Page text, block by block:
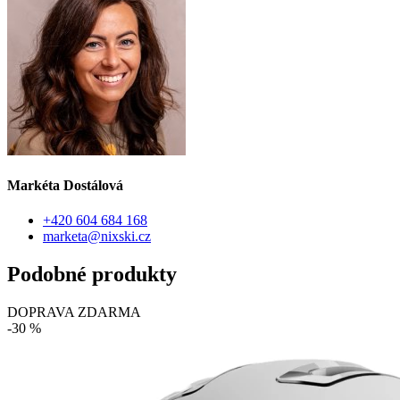
Markéta Dostálová
+420 604 684 168
marketa@nixski.cz
Podobné produkty
DOPRAVA ZDARMA
-30 %